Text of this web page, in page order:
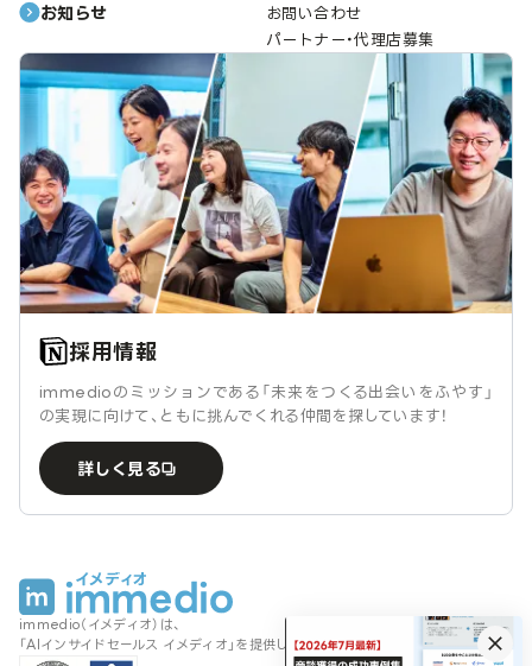
お知らせ
お問い合わせ
パートナー・代理店募集
採用情報
immedioのミッションである「未来をつくる出会いをふやす」
の実現に向けて、ともに挑んでくれる仲間を探しています！
詳しく見る
immedio（イメディオ）は、
「AIインサイドセールス イメディオ」を提供しております。